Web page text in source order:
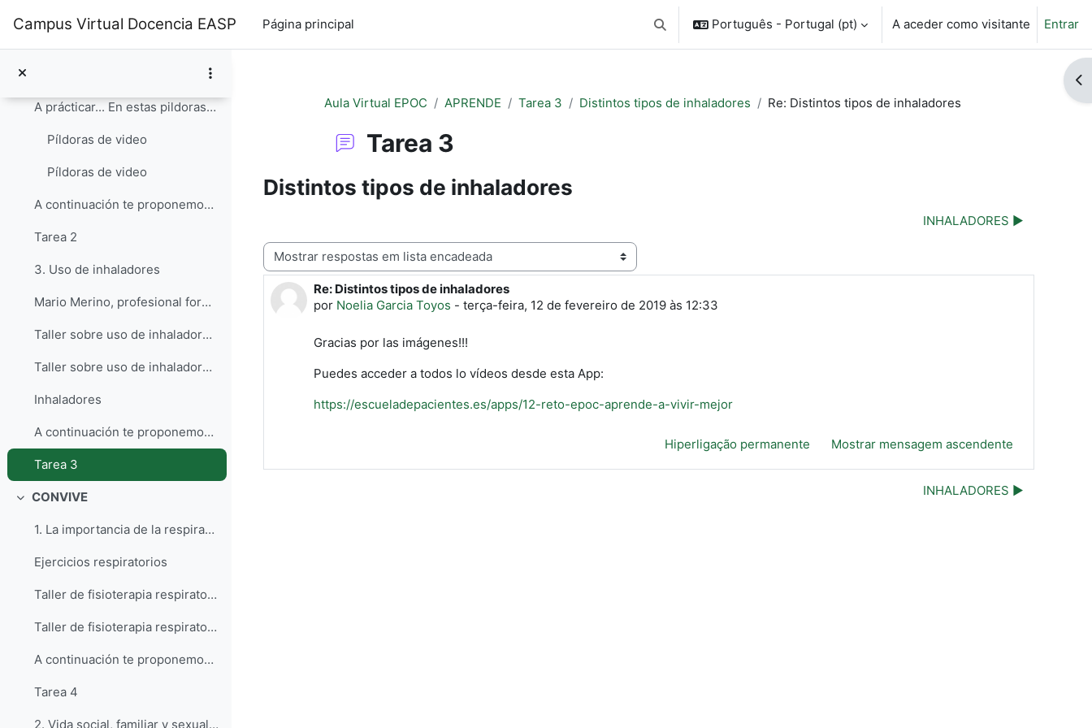
Campus Virtual Docencia EASP Página principal Alternar a entrada da pesquisa
Português - Portugal ‎(pt)‎ A aceder como visitante Entrar
A prácticar... En estas pildoras de vídeo, profes...
Píldoras de video
Píldoras de video
A continuación te proponemos la realización de una...
Tarea 2
3. Uso de inhaladores
Mario Merino, profesional formador del Aula de EPO...
Taller sobre uso de inhaladores (1/2)
Taller sobre uso de inhaladores (2/2)
Inhaladores
A continuación te proponemos la realización de una...
Tarea 3
Contrair
CONVIVE
1. La importancia de la respiración L...
Ejercicios respiratorios
Taller de fisioterapia respiratoria (1/2)
Taller de fisioterapia respiratoria (2/2)
A continuación te proponemos la realización de una...
Tarea 4
2. Vida social, familiar y sexual En es...
Aula Virtual EPOC
APRENDE Tarea 3 Distintos tipos de inhaladores Re: Distintos tipos de inhaladores
Tarea 3
Distintos tipos de inhaladores
INHALADORES ▶︎
Modo de visualização
Re: Distintos tipos de inhaladores
por Noelia Garcia Toyos - terça-feira, 12 de fevereiro de 2019 às 12:33
Número de respostas: 0
Gracias por las imágenes!!!
Puedes acceder a todos lo vídeos desde esta App:
https://escueladepacientes.es/apps/12-reto-epoc-aprende-a-vivir-mejor
Hiperligação permanente Mostrar mensagem ascendente
INHALADORES ▶︎